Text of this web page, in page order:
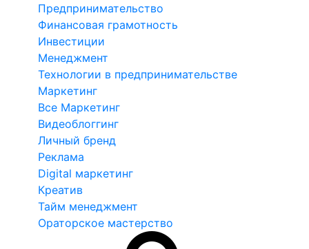
Предпринимательство
Финансовая грамотность
Инвестиции
Менеджмент
Технологии в предпринимательстве
Маркетинг
Все Маркетинг
Видеоблоггинг
Личный бренд
Реклама
Digital маркетинг
Креатив
Тайм менеджмент
Ораторское мастерство